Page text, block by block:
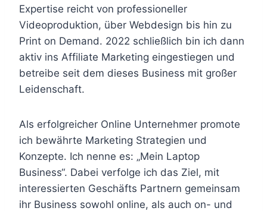
Expertise reicht von professioneller
Videoproduktion, über Webdesign bis hin zu
Print on Demand. 2022 schließlich bin ich dann
aktiv ins Affiliate Marketing eingestiegen und
betreibe seit dem dieses Business mit großer
Leidenschaft.
Als erfolgreicher Online Unternehmer promote
ich bewährte Marketing Strategien und
Konzepte. Ich nenne es: „Mein Laptop
Business“. Dabei verfolge ich das Ziel, mit
interessierten Geschäfts Partnern gemeinsam
ihr Business sowohl online, als auch on- und